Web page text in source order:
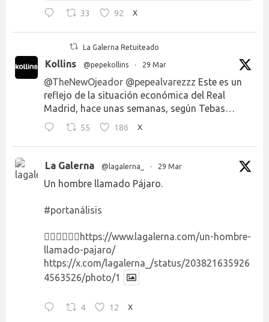
33 92 X
La Galerna Retuiteado
Kollins @pepekollins · 29 Mar
@TheNewOjeador @pepealvarezzz Este es un
reflejo de la situación económica del Real
Madrid, hace unas semanas, según Tebas…
55 186 X
La Galerna @lagalerna_ · 29 Mar
Un hombre llamado Pájaro.
#portanálisis
👉🏻👉🏻👉🏻 https://www.lagalerna.com/un-hombre-
llamado-pajaro/
https://x.com/lagalerna_/status/203821635926
4563526/photo/1
4 12 X